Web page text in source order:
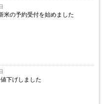
米の予約受付を始めました
下げしました